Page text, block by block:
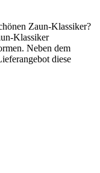
Zaun-Klassiker?
Klassiker
Neben dem
diese